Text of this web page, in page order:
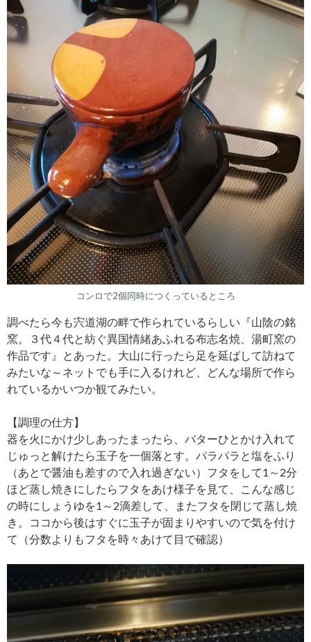
コンロで2個同時につくっているところ
調べたら今も宍道湖の畔で作られているらしい『山陰の銘
窯。３代４代と紡ぐ異国情緒あふれる布志名焼、湯町窯の
作品です』とあった。大山に行ったら足を延ばして訪ねて
みたいな～ネットでも手に入るけれど、どんな場所で作ら
れているかいつか観てみたい。
【調理の仕方】
器を火にかけ少しあったまったら、バターひとかけ入れて
じゅっと解けたら玉子を一個落とす。パラパラと塩をふり
（あとで醤油も差すので入れ過ぎない）フタをして1～2分
ほど蒸し焼きにしたらフタをあけ様子を見て、こんな感じ
の時にしょうゆを1～2滴差して、またフタを閉じて蒸し焼
き。ココから後はすぐに玉子が固まりやすいので気を付け
て（分数よりもフタを時々あけて目で確認）